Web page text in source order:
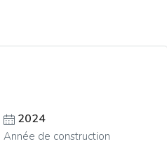
2024
Année de construction